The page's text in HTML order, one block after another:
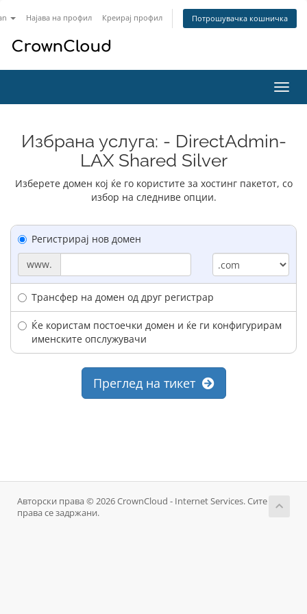
Најава на профил Креирај профил Потрошувачка кошничка
ја
Избрана услуга: - DirectAdmin-
LAX Shared Silver
Изберете домен кој ќе го користите за хостинг пакетот, со
избор на следниве опции.
Регистрирај нов домен
www.
Трансфер на домен од друг регистрар
Ќе користам постоечки домен и ќе ги конфигурирам
именските опслужувачи
Преглед на тикет
Авторски права © 2026 CrownCloud - Internet Services. Сите
права се задржани.